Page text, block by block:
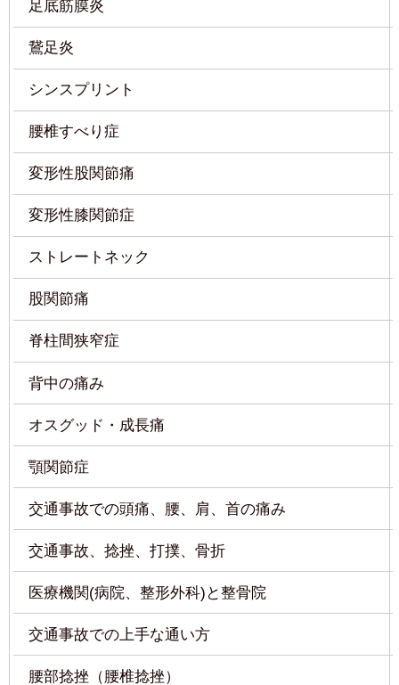
腰椎すべり症
変形性股関節痛
変形性膝関節症
ストレートネック
股関節痛
脊柱間狭窄症
背中の痛み
オスグッド・成長痛
顎関節症
医療機関(病院、整形外科)と整骨院
交通事故での上手な通い方
腰部捻挫（腰椎捻挫）
バネ指
胸郭出口症候群
六甲道院
神戸市灘区深田町3-1-15-107
TEL:078-855-4089